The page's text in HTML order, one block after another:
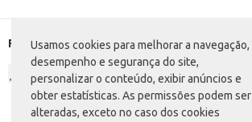
Usamos cookies para melhorar a navegação,
desempenho e segurança do site,
personalizar o conteúdo, exibir anúncios e
obter estatísticas. As permissões podem ser
alteradas, exceto no caso dos cookies
Formas de pagamento